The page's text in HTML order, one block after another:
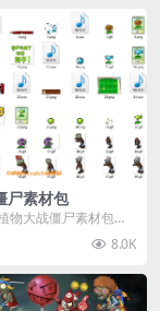
尸素材包
物大战僵尸素材包，
资源，涵盖角色、场
内容...
8.0K